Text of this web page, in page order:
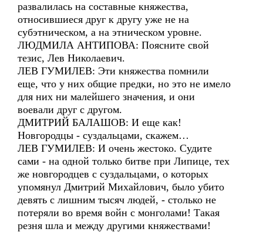
развалилась на составные княжества,
относившиеся друг к другу уже не на
субэтническом, а на этническом уровне.
ЛЮДМИЛА АНТИПОВА: Поясните свой
тезис, Лев Николаевич.
ЛЕВ ГУМИЛЕВ: Эти княжества помнили
еще, что у них общие предки, но это не имело
для них ни малейшего значения, и они
воевали друг с другом.
ДМИТРИЙ БАЛАШОВ: И еще как!
Новгородцы - суздальцами, скажем…
ЛЕВ ГУМИЛЕВ: И очень жестоко. Судите
сами - на одной только битве при Липице, тех
же новгородцев с суздальцами, о которых
упомянул Дмитрий Михайлович, было убито
девять с лишним тысяч людей, - столько не
потеряли во время войн с монголами! Такая
резня шла и между другими княжествами!